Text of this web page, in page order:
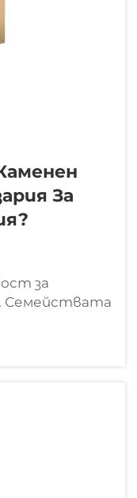
За
за
Семействата
натам цял
които